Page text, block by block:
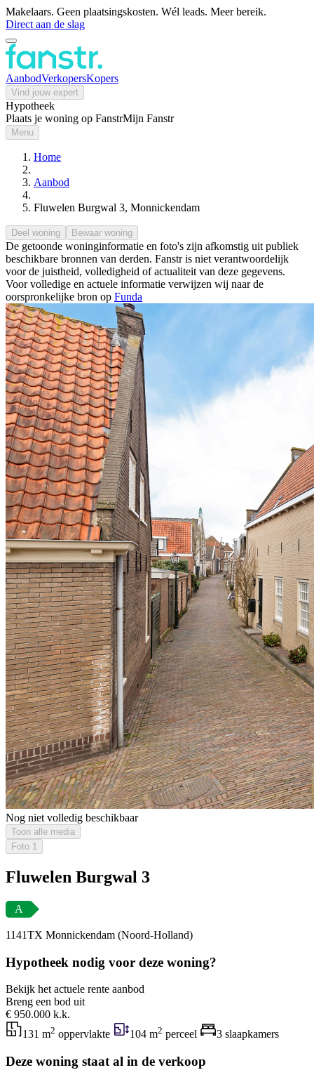
Makelaars. Geen plaatsingskosten. Wél leads. Meer bereik.
Direct aan de slag
AanbodVerkopersKopers
Vind jouw expert
Hypotheek
Plaats je woning op FanstrMijn Fanstr
Menu
Home
Aanbod
Fluwelen Burgwal 3, Monnickendam
Deel woning Bewaar woning
De getoonde woninginformatie en foto's zijn afkomstig uit publiek
beschikbare bronnen van derden. Fanstr is niet verantwoordelijk
voor de juistheid, volledigheid of actualiteit van deze gegevens.
Voor volledige en actuele informatie verwijzen wij naar de
oorspronkelijke bron op Funda
Nog niet volledig beschikbaar
Toon alle media
Foto 1
Fluwelen Burgwal 3
A
1141TX Monnickendam (Noord-Holland)
Hypotheek nodig voor deze woning?
Bekijk het actuele rente aanbod
Breng een bod uit
€ 950.000 k.k.
131 m2 oppervlakte 104 m2 perceel 3 slaapkamers
Deze woning staat al in de verkoop